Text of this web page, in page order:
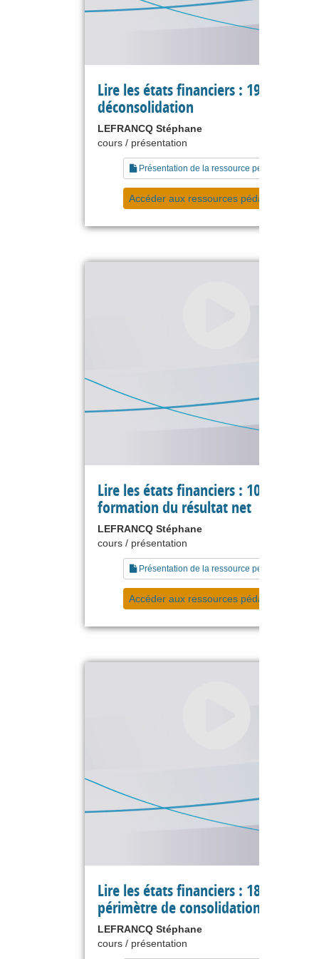
Lire les états financiers : 19 la
déconsolidation
LEFRANCQ Stéphane
cours / présentation
Présentation de la ressource pédagogique
Accéder aux ressources pédagogiques
Lire les états financiers : 10 la
formation du résultat net
LEFRANCQ Stéphane
cours / présentation
Présentation de la ressource pédagogique
Accéder aux ressources pédagogiques
Lire les états financiers : 18 le
périmètre de consolidation
LEFRANCQ Stéphane
cours / présentation